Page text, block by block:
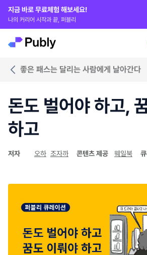
지금 바로 무료체험 해보세요!
나의 커리어 시작과 끝, 퍼블리
좋은 패스는 달리는 사람에게 날아간다
돈도 벌어야 하고,
하고
저자 오하 조자까 콘텐츠 제공 웨일북